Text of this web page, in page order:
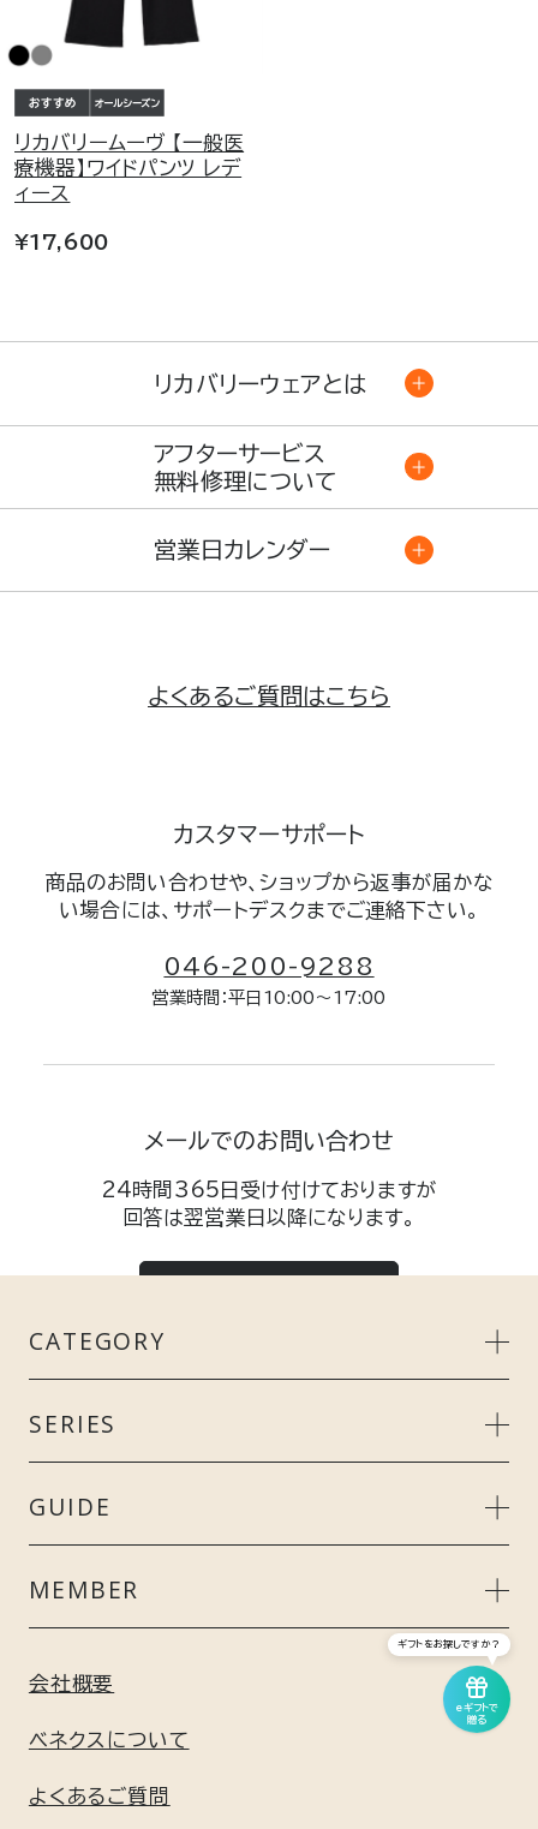
リカバリームーヴ 【一般医
療機器】ワイドパンツ レデ
ィース
¥17,600
リカバリーウェアとは
アフターサービス
無料修理について
営業日カレンダー
よくあるご質問はこちら
カスタマーサポート
商品のお問い合わせや、ショップから返事が届かな
い場合には、サポートデスクまでご連絡下さい。
046-200-9288
営業時間：平日10:00～17:00
メールでのお問い合わせ
24時間365日受け付けておりますが
回答は翌営業日以降になります。
CATEGORY
MEN’S
ACCESSORY
GEL / BATH
SERIES
リカバリークール＋
リフレッシュ
GUIDE
ご利用ガイド
ギフト包装について
利用規約
MEMBER
新規会員登録はこちら
会社概要
ベネクスについて
よくあるご質問
eギフトで
贈る
ギフトをお探しですか？